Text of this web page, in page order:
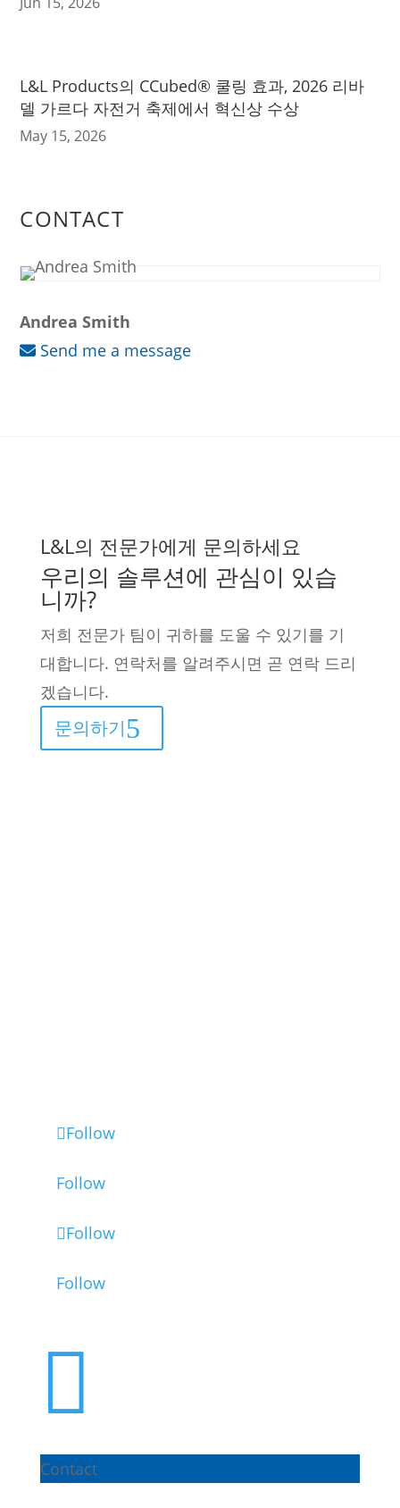
L&L Products의 CCubed® 쿨링 효과, 2026 리바
델 가르다 자전거 축제에서 혁신상 수상
May 15, 2026
CONTACT
Andrea Smith
Send me a message
L&L의 전문가에게 문의하세요
우리의 솔루션에 관심이 있습
니까?
저희 전문가 팀이 귀하를 도울 수 있기를 기
대합니다. 연락처를 알려주시면 곧 연락 드리
겠습니다.
문의하기
Follow
Follow
Follow
Follow

Contact